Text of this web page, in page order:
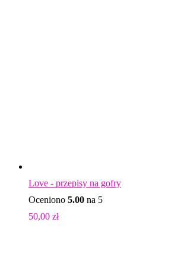
Love - przepisy na gofry
Oceniono 5.00 na 5
50,00 zł